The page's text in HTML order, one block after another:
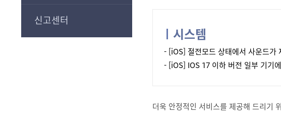
신고센터
시스템
- [iOS] 절전모드 상태에서 사운드가
- [iOS] IOS 17 이하 버전 일부 기기
더욱 안정적인 서비스를 제공해 드리기